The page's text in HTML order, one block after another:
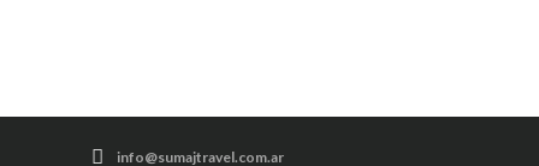
info@sumajtravel.com.ar